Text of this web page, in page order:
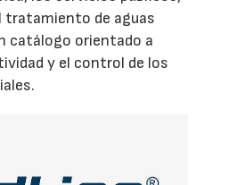
tratamiento de aguas
catálogo orientado a
y el control de los